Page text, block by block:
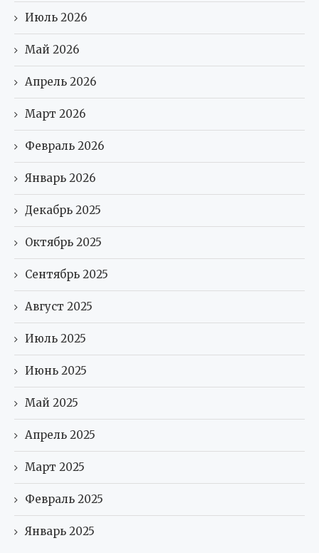
Июль 2026
Май 2026
Апрель 2026
Март 2026
Февраль 2026
Январь 2026
Декабрь 2025
Октябрь 2025
Сентябрь 2025
Август 2025
Июль 2025
Июнь 2025
Май 2025
Апрель 2025
Март 2025
Февраль 2025
Январь 2025